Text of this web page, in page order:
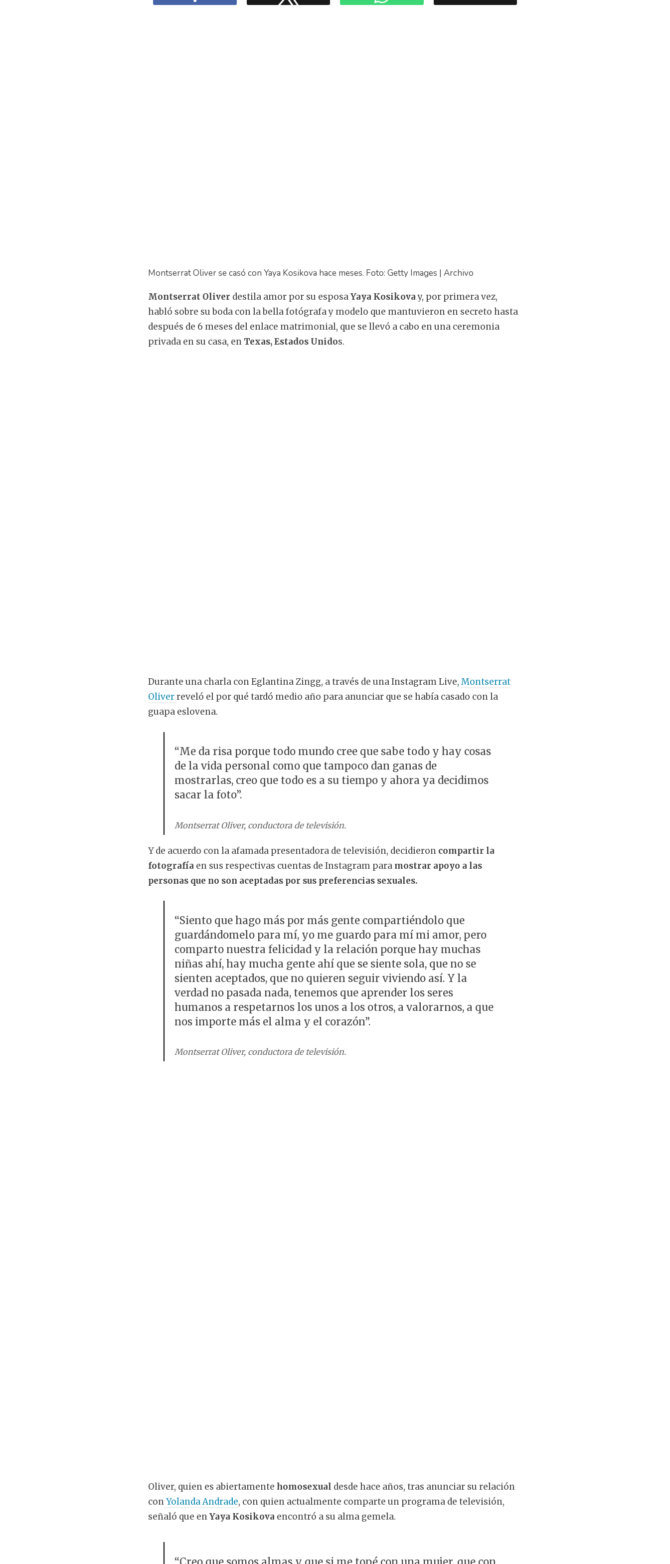
Montserrat Oliver se casó con Yaya Kosikova hace meses. Foto: Getty Images | Archivo
Montserrat Oliver destila amor por su esposaYaya Kosikovay, por primera vez,
habló sobre su boda con la bella fotógrafa y modelo que mantuvieron en secreto hasta
después de 6 meses del enlace matrimonial, que se llevó a cabo en una ceremonia
privada en su casa, en Texas, Estados Unidos.
Durante una charla con Eglantina Zingg, a través de una Instagram Live, Montserrat
Oliverreveló el por qué tardó medio año para anunciar que se había casado con la
guapa eslovena.
“Me da risa porque todo mundo cree que sabe todo y hay cosas
de la vida personal como que tampoco dan ganas de
mostrarlas, creo que todo es a su tiempo y ahora ya decidimos
sacar la foto”.
Montserrat Oliver, conductora de televisión.
Y de acuerdo con la afamada presentadora de televisión, decidieron compartir la
fotografía en sus respectivas cuentas de Instagram para mostrar apoyo a las
personas que no son aceptadas por sus preferencias sexuales.
“Siento que hago más por más gente compartiéndolo que
guardándomelo para mí, yo me guardo para mí mi amor, pero
comparto nuestra felicidad y la relación porque hay muchas
niñas ahí, hay mucha gente ahí que se siente sola, que no se
sienten aceptados, que no quieren seguir viviendo así. Y la
verdad no pasada nada, tenemos que aprender los seres
humanos a respetarnos los unos a los otros, a valorarnos, a que
nos importe más el alma y el corazón”.
Montserrat Oliver, conductora de televisión.
Oliver, quien es abiertamente homosexual desde hace años, tras anunciar su relación
conYolanda Andrade, con quien actualmente comparte un programa de televisión,
señaló que enYaya Kosikova encontró a su alma gemela.